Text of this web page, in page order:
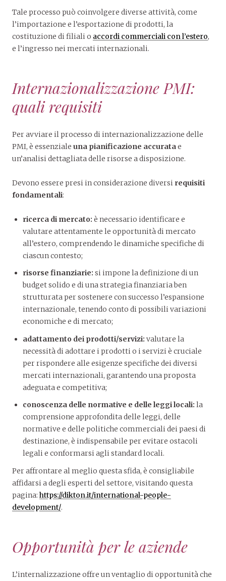
Tale processo può coinvolgere diverse attività, come
l’importazione e l’esportazione di prodotti, la
costituzione di filiali o accordi commerciali con l’estero,
e l’ingresso nei mercati internazionali.
Internazionalizzazione PMI:
quali requisiti
Per avviare il processo di internazionalizzazione delle
PMI, è essenziale una pianificazione accuratae
un’analisi dettagliata delle risorse a disposizione.
Devono essere presi in considerazione diversi requisiti
fondamentali:
ricerca di mercato: è necessario identificare e
valutare attentamente le opportunità di mercato
all’estero, comprendendo le dinamiche specifiche di
ciascun contesto;
risorse finanziarie: si impone la definizione di un
budget solido e di una strategia finanziaria ben
strutturata per sostenere con successo l’espansione
internazionale, tenendo conto di possibili variazioni
economiche e di mercato;
adattamento dei prodotti/servizi: valutare la
necessità di adottare i prodotti o i servizi è cruciale
per rispondere alle esigenze specifiche dei diversi
mercati internazionali, garantendo una proposta
adeguata e competitiva;
conoscenza delle normative e delle leggi locali: la
comprensione approfondita delle leggi, delle
normative e delle politiche commerciali dei paesi di
destinazione, è indispensabile per evitare ostacoli
legali e conformarsi agli standard locali.
Per affrontare al meglio questa sfida, è consigliabile
affidarsi a degli esperti del settore, visitando questa
pagina: https://dikton.it/international-people-
development/.
Opportunità per le aziende
L’internalizzazione offre un ventaglio di opportunità che